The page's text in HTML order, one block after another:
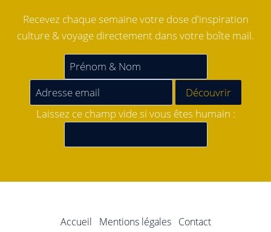
Recevez chaque semaine votre dose d'inspiration
culture & voyage directement dans votre boîte mail.
Laissez ce champ vide si vous êtes humain :
Accueil Mentions légales Contact